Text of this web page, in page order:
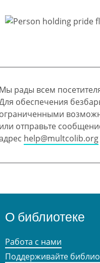
рады всем
обеспечения
отправьте
help@multcolib.org
О библиотеке
Работа с нами
Поддерживайте